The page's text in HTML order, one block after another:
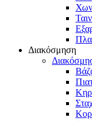
Διακόσμηση